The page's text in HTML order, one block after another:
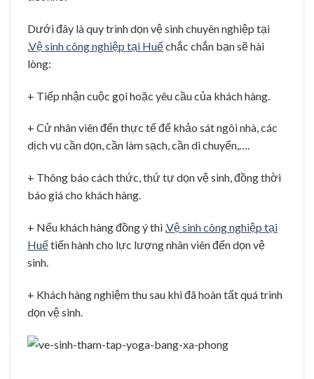
Dưới đây là quy trình dọn vệ sinh chuyên nghiệp tại
Vệ sinh công nghiệp tại Huếchắc chắn bạn sẽ hài
lòng:
+ Tiếp nhận cuộc gọi hoặc yêu cầu của khách hàng.
+ Cử nhân viên đến thực tế để khảo sát ngôi nhà, các
dịch vụ cần dọn, cần làm sạch, cần di chuyển,….
+ Thông báo cách thức, thứ tự dọn vệ sinh, đồng thời
báo giá cho khách hàng.
+ Nếu khách hàng đồng ý thì ,Vệ sinh công nghiệp tại
Huếtiến hành cho lực lượng nhân viên đến dọn vệ
sinh.
+ Khách hàng nghiệm thu sau khi đã hoàn tất quá trình
dọn vệ sinh.